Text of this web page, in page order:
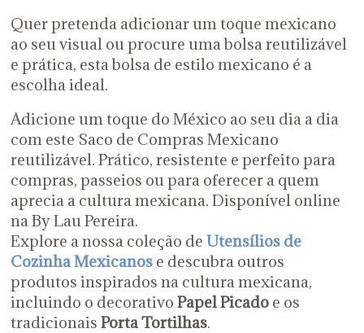
Quer pretenda adicionar um toque mexicano
ao seu visual ou procure uma bolsa reutilizável
e prática, esta bolsa de estilo mexicano é a
escolha ideal.
Adicione um toque do México ao seu dia a dia
com este Saco de Compras Mexicano
reutilizável. Prático, resistente e perfeito para
compras, passeios ou para oferecer a quem
aprecia a cultura mexicana. Disponível online
na By Lau Pereira.
Explore a nossa coleção de Utensílios de
Cozinha Mexicanose descubra outros
produtos inspirados na cultura mexicana,
incluindo o decorativo Papel Picadoe os
tradicionais Porta Tortilhas.